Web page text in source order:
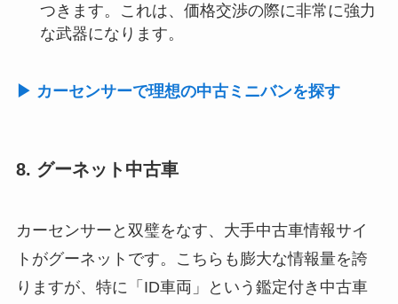
つきます。これは、価格交渉の際に非常に強力
な武器になります。
▶ カーセンサーで理想の中古ミニバンを探す
8. グーネット中古車
カーセンサーと双璧をなす、大手中古車情報サイ
トがグーネットです。こちらも膨大な情報量を誇
りますが、特に「ID車両」という鑑定付き中古車